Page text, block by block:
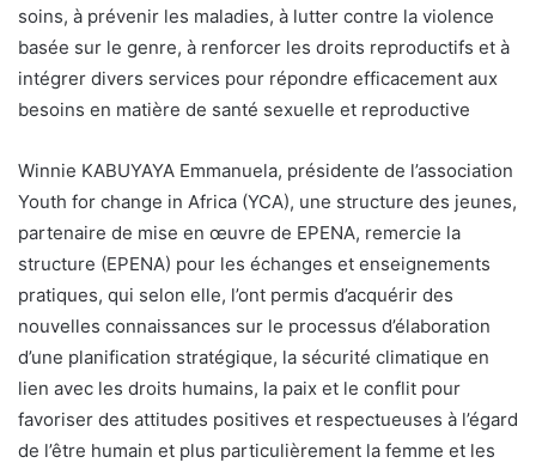
soins, à prévenir les maladies, à lutter contre la violence
basée sur le genre, à renforcer les droits reproductifs et à
intégrer divers services pour répondre efficacement aux
besoins en matière de santé sexuelle et reproductive
Winnie KABUYAYA Emmanuela, présidente de l’association
Youth for change in Africa (YCA), une structure des jeunes,
partenaire de mise en œuvre de EPENA, remercie la
structure (EPENA) pour les échanges et enseignements
pratiques, qui selon elle, l’ont permis d’acquérir des
nouvelles connaissances sur le processus d’élaboration
d’une planification stratégique, la sécurité climatique en
lien avec les droits humains, la paix et le conflit pour
favoriser des attitudes positives et respectueuses à l’égard
de l’être humain et plus particulièrement la femme et les